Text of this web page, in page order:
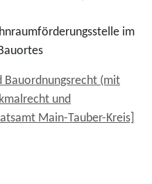
im
Bauordnungsrecht (mit
und
Main-Tauber-Kreis]